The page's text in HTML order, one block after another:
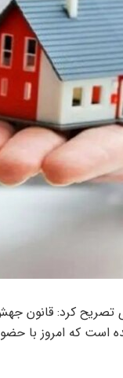
تصریح کرد: قانون
است که امروز با